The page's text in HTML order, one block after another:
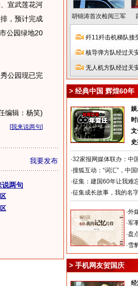
宣武莲花河
，预计完成
公园绿地20
公园现已完
编辑：杨笑)
[我来说两句]
我要发布
说两句
胡锦涛首次检阅三军
歼11歼击机梯队接
核导弹方队经过天
无人机方队经过天
> 经典中国 辉煌60年
娱
文
·32家报网媒体联办：中
·搜狐互动：“词汇”，中
·征集：建国60年让我难
·征集成长故事，我的名
·外
·军
·盘
·雪
> 手机网友贺国庆
经